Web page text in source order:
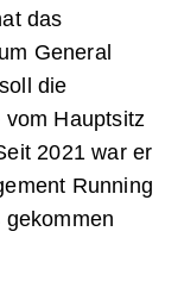
das
General
die
Hauptsitz
2021 war er
Running